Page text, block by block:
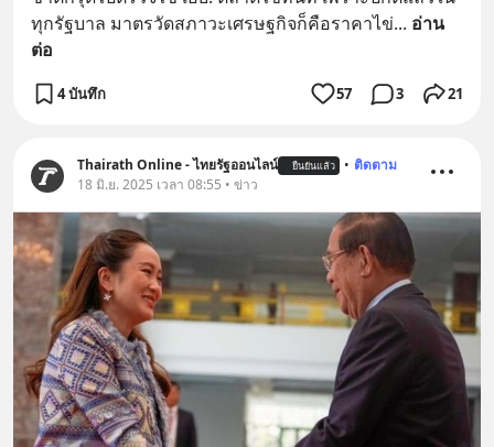
ทุกรัฐบาล มาตรวัดสภาวะเศรษฐกิจก็คือราคาไข่... อ่าน
ต่อ
4 บันทึก 57 3 21
Thairath Online - ไทยรัฐออนไลน์ ยืนยันแล้ว • ติดตาม
18 มิ.ย. 2025 เวลา 08:55 • ข่าว